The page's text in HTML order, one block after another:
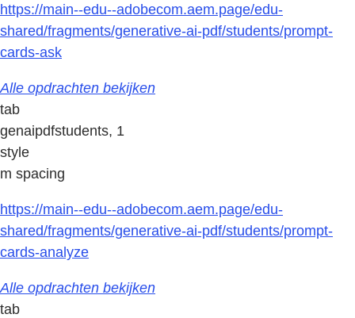
https://main--edu--adobecom.aem.page/edu-
shared/fragments/generative-ai-pdf/students/prompt-
cards-ask
Alle opdrachten bekijken
tab
genaipdfstudents, 1
style
m spacing
https://main--edu--adobecom.aem.page/edu-
shared/fragments/generative-ai-pdf/students/prompt-
cards-analyze
Alle opdrachten bekijken
tab